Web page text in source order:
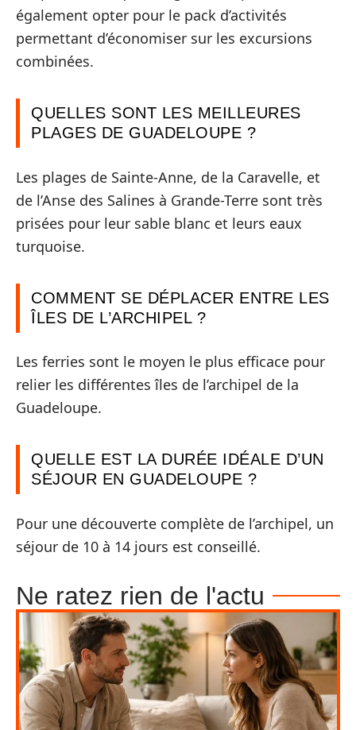
également opter pour le pack d’activités
permettant d’économiser sur les excursions
combinées.
QUELLES SONT LES MEILLEURES
PLAGES DE GUADELOUPE ?
Les plages de Sainte-Anne, de la Caravelle, et
de l’Anse des Salines à Grande-Terre sont très
prisées pour leur sable blanc et leurs eaux
turquoise.
COMMENT SE DÉPLACER ENTRE LES
ÎLES DE L’ARCHIPEL ?
Les ferries sont le moyen le plus efficace pour
relier les différentes îles de l’archipel de la
Guadeloupe.
QUELLE EST LA DURÉE IDÉALE D’UN
SÉJOUR EN GUADELOUPE ?
Pour une découverte complète de l’archipel, un
séjour de 10 à 14 jours est conseillé.
Ne ratez rien de l'actu